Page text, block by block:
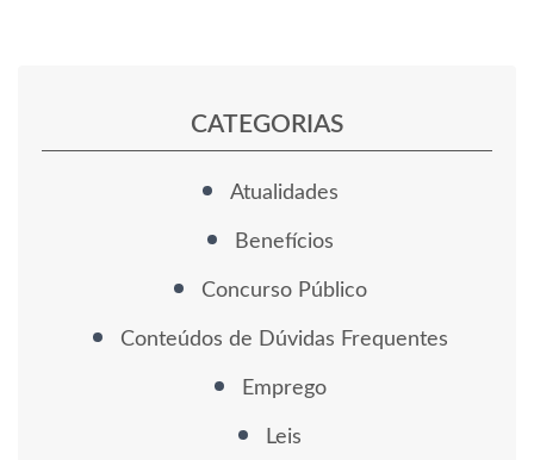
CATEGORIAS
Atualidades
Benefícios
Concurso Público
Conteúdos de Dúvidas Frequentes
Emprego
Leis